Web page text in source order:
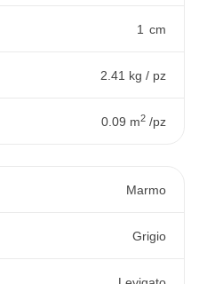
1 cm
2.41 kg / pz
0.09 m2 /pz
Marmo
Grigio